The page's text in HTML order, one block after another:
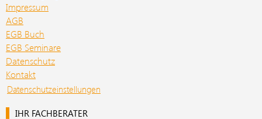
Impressum
AGB
EGB Buch
EGB Seminare
Datenschutz
Kontakt
Datenschutzeinstellungen
IHR FACHBERATER